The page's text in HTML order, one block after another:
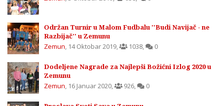
Održan Turnir u Malom Fudbalu ''Budi Navijač - ne
Razbijač'' u Zemunu
Zemun, 14 Oktobar 2019, 1038, 0
Dodeljene Nagrade za Najlepši Božićni Izlog 2020 u
Zemunu
Zemun, 16 Januar 2020, 926, 0